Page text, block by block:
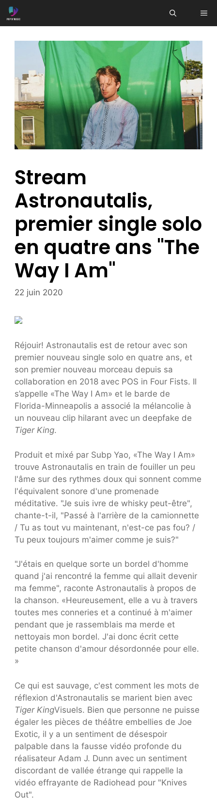
Aller
au
Stream
Astronautalis,
premier single solo
en quatre ans "The
Way I Am"
22 juin 2020
Réjouir! Astronautalis est de retour avec son
premier nouveau single solo en quatre ans, et
son premier nouveau morceau depuis sa
collaboration en 2018 avec POS in Four Fists. Il
s’appelle «The Way I Am» et le barde de
Florida-Minneapolis a associé la mélancolie à
un nouveau clip hilarant avec un deepfake de
Tiger King.
Produit et mixé par Subp Yao, «The Way I Am»
trouve Astronautalis en train de fouiller un peu
l'âme sur des rythmes doux qui sonnent comme
l'équivalent sonore d'une promenade
méditative. "Je suis ivre de whisky peut-être",
chante-t-il, "Passé à l'arrière de la camionnette
/ Tu as tout vu maintenant, n'est-ce pas fou? /
Tu peux toujours m'aimer comme je suis?"
"J'étais en quelque sorte un bordel d'homme
quand j'ai rencontré la femme qui allait devenir
ma femme", raconte Astronautalis à propos de
la chanson. «Heureusement, elle a vu à travers
toutes mes conneries et a continué à m'aimer
pendant que je rassemblais ma merde et
nettoyais mon bordel. J'ai donc écrit cette
petite chanson d'amour désordonnée pour elle.
»
Ce qui est sauvage, c'est comment les mots de
réflexion d'Astronautalis se marient bien avec
Tiger KingVisuels. Bien que personne ne puisse
égaler les pièces de théâtre embellies de Joe
Exotic, il y a un sentiment de désespoir
palpable dans la fausse vidéo profonde du
réalisateur Adam J. Dunn avec un sentiment
discordant de vallée étrange qui rappelle la
vidéo effrayante de Radiohead pour "Knives
Out".